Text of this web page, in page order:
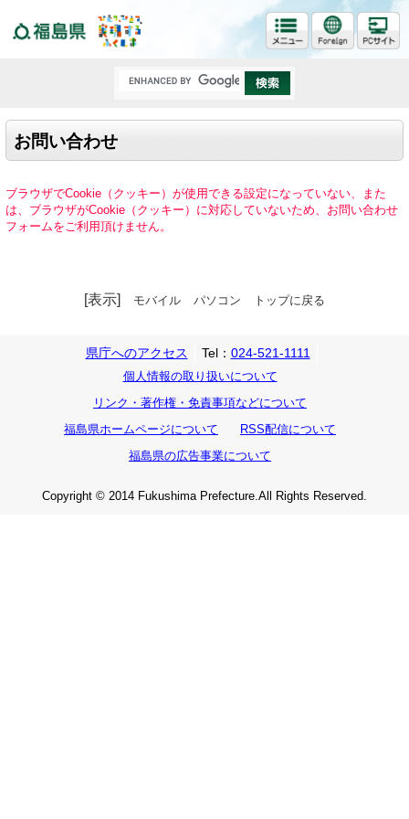
お問い合わせ
ブラウザでCookie（クッキー）が使用できる設定になっていない、また
は、ブラウザがCookie（クッキー）に対応していないため、お問い合わせ
フォームをご利用頂けません。
[表示] モバイル パソコン トップに戻る
県庁へのアクセス Tel： 024-521-1111
個人情報の取り扱いについて
リンク・著作権・免責事項などについて
福島県ホームページについて
RSS配信について
福島県の広告事業について
Copyright © 2014 Fukushima Prefecture.All Rights Reserved.